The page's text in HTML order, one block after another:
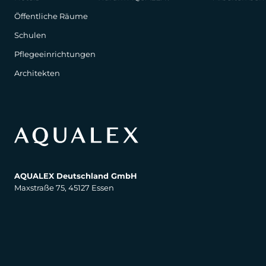
Öffentliche Räume
Schulen
Pflegeeinrichtungen
Architekten
AQUALEX Deutschland GmbH
Maxstraße 75, 45127 Essen